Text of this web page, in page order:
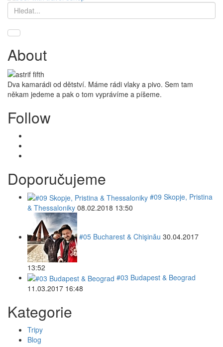
Hledat
About
Dva kamarádi od dětství. Máme rádi vlaky a pivo. Sem tam
někam jedeme a pak o tom vyprávíme a píšeme.
Follow
Doporučujeme
#09 Skopje, Pristina
& Thessaloniky 08.02.2018 13:50
#05 Bucharest & Chişinău 30.04.2017
13:52
#03 Budapest & Beograd
11.03.2017 16:48
Kategorie
Tripy
Blog